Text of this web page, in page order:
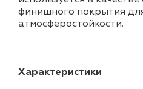
финишного покрытия
атмосферостойкости.
Характеристики